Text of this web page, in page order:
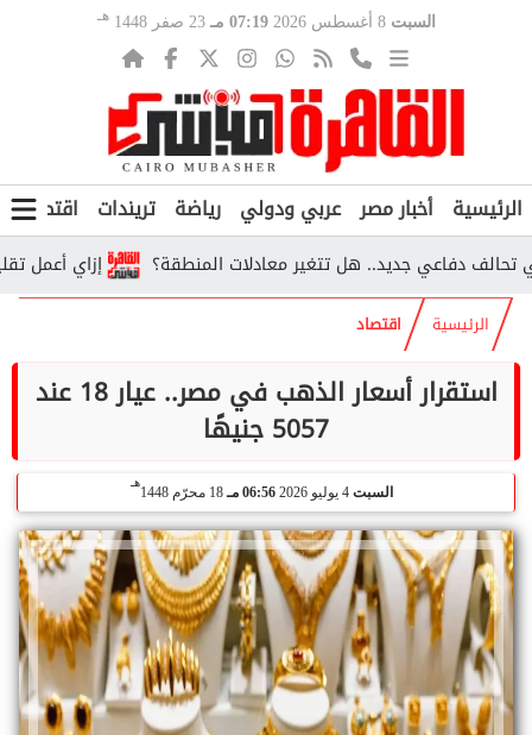
السبت 8 أغسطس 2026 07:19 مـ 23 صفر 1448 هـ
الرئيسية أخبار مصر عربي ودولي رياضة تريندات اقتصاد
إزاي أعمل تقليل اغتراب 2026؟.. الخطوات والشروط دفاعي جديد.. هل تتغير معادلات المنطقة؟
الرئيسية اقتصاد
استقرار أسعار الذهب في مصر.. عيار 18 عند
5057 جنيهًا
السبت 4 يوليو 2026 06:56 مـ 18 محرّم 1448
هـ